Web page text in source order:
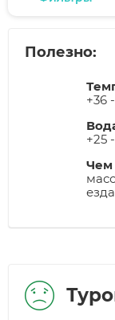
Полезно:
+36
+25
Чем